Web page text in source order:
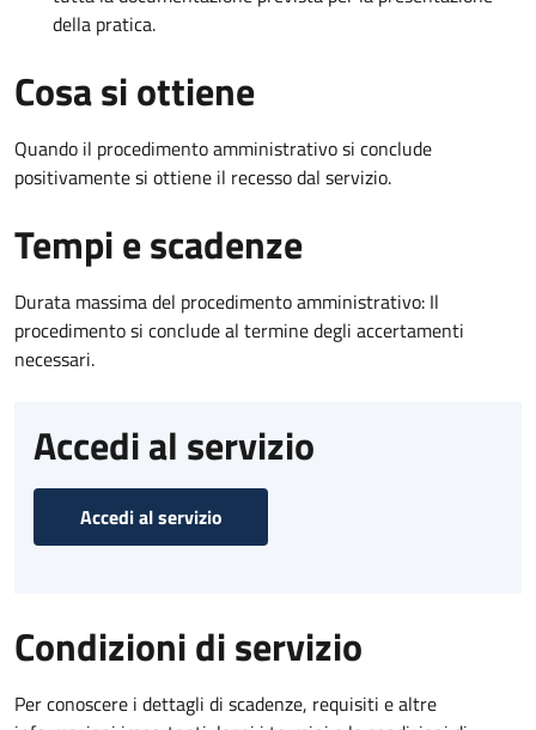
della pratica.
Cosa si ottiene
Quando il procedimento amministrativo si conclude
positivamente si ottiene il recesso dal servizio.
Tempi e scadenze
Durata massima del procedimento amministrativo: Il
procedimento si conclude al termine degli accertamenti
necessari.
Accedi al servizio
Accedi al servizio
Condizioni di servizio
Per conoscere i dettagli di scadenze, requisiti e altre